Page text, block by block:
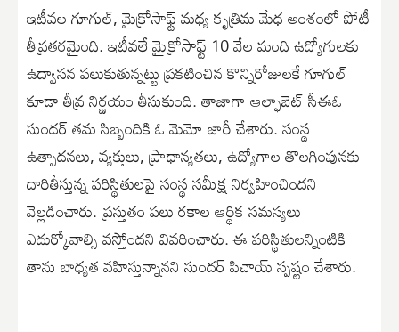
ఇటీవల గూగుల్, మైక్రోసాఫ్ట్ మధ్య కృత్రిమ మేధ అంశంలో పోటీ
తీవ్రతరమైంది. ఇటీవలే మైక్రోసాఫ్ట్ 10 వేల మంది ఉద్యోగులకు
ఉద్వాసన పలుకుతున్నట్టు ప్రకటించిన కొన్నిరోజులకే గూగుల్
కూడా తీవ్ర నిర్ణయం తీసుకుంది. తాజాగా ఆల్ఫాబెట్ సీఈఓ
సుందర్ తమ సిబ్బందికి ఓ మెమో జారీ చేశారు. సంస్థ
ఉత్పాదనలు, వ్యక్తులు, ప్రాధాన్యతలు, ఉద్యోగాల తొలగింపునకు
దారితీస్తున్న పరిస్థితులపై సంస్థ సమీక్ష నిర్వహించిందని
వెల్లడించారు. ప్రస్తుతం పలు రకాల ఆర్థిక సమస్యలు
ఎదుర్కోవాల్సి వస్తోందని వివరించారు. ఈ పరిస్థితులన్నింటికి
తాను బాధ్యత వహిస్తున్నానని సుందర్ పిచాయ్ స్పష్టం చేశారు.